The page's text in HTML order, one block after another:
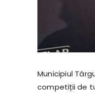
Municipiul
competiții de